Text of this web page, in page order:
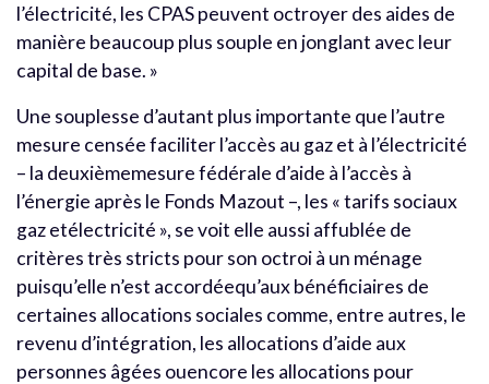
l’électricité, les CPAS peuvent octroyer des aides de
manière beaucoup plus souple en jonglant avec leur
capital de base. »
Une souplesse d’autant plus importante que l’autre
mesure censée faciliter l’accès au gaz et à l’électricité
– la deuxièmemesure fédérale d’aide à l’accès à
l’énergie après le Fonds Mazout –, les « tarifs sociaux
gaz etélectricité », se voit elle aussi affublée de
critères très stricts pour son octroi à un ménage
puisqu’elle n’est accordéequ’aux bénéficiaires de
certaines allocations sociales comme, entre autres, le
revenu d’intégration, les allocations d’aide aux
personnes âgées ouencore les allocations pour